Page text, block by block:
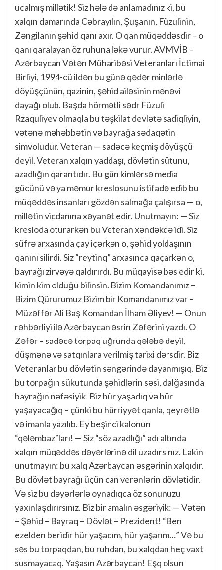
ucalmış millətik! Siz hələ də anlamadınız ki, bu
xalqın damarında Cəbrayılın, Şuşanın, Füzulinin,
Zəngilanın şəhid qanı axır. O qan müqəddəsdir – o
qanı qaralayan öz ruhuna ləkə vurur. AVMVİB –
Azərbaycan Vətən Müharibəsi Veteranları İctimai
Birliyi, 1994-cü ildən bu günə qədər minlərlə
döyüşçünün, qazinin, şəhid ailəsinin mənəvi
dayağı olub. Başda hörmətli sədr Füzuli
Rzaquliyev olmaqla bu təşkilat devlətə sadiqliyin,
vətənə məhəbbətin və bayrağa sədaqətin
simvoludur. Veteran — sadəcə keçmiş döyüşçü
deyil. Veteran xalqın yaddaşı, dövlətin sütunu,
azadlığın qarantıdır. Bu gün kimlərsə media
gücünü və ya məmur kreslosunu istifadə edib bu
müqəddəs insanları gözdən salmağa çalışırsa — o,
millətin vicdanına xəyanət edir. Unutmayın: — Siz
kresloda oturarkən bu Veteran xəndəkdə idi. Siz
süfrə arxasında çay içərkən o, şəhid yoldaşının
qanını silirdi. Siz “reytinq” arxasınca qaçarkən o,
bayrağı zirvəyə qaldırırdı. Bu müqayisə bəs edir ki,
kimin kim olduğu bilinsin. Bizim Komandanımız –
Bizim Qürurumuz Bizim bir Komandanımız var –
Müzəffər Ali Baş Komandan İlham Əliyev! — Onun
rəhbərliyi ilə Azərbaycan əsrin Zəfərini yazdı. O
Zəfər – sadəcə torpaq uğrunda qələbə deyil,
düşmənə və satqınlara verilmiş tarixi dərsdir. Biz
Veteranlar bu dövlətin səngərində dayanmışıq. Biz
bu torpağın sükutunda şəhidlərin səsi, dalğasında
bayrağın nəfəsiyik. Biz hür yaşadıq və hür
yaşayacağıq – çünki bu hürriyyət qanla, qeyrətlə
və imanla yazılıb. Ey beşinci kalonun
“qələmbaz”ları! — Siz “söz azadlığı” adı altında
xalqın müqəddəs dəyərlərinə dil uzadırsınız. Lakin
unutmayın: bu xalq Azərbaycan əsgərinin xalqıdır.
Bu dövlət bayrağı üçün can verənlərin dövlətidir.
Və siz bu dəyərlərlə oynadıqca öz sonunuzu
yaxınlaşdırırsınız. Biz bir amalın əsgəriyik: — Vətən
– Şəhid – Bayraq – Dövlət – Prezident! “Ben
ezelden beridir hür yaşadım, hür yaşarım…” Və bu
səs bu torpaqdan, bu ruhdan, bu xalqdan heç vaxt
susmayacaq. Yaşasın Azərbaycan! Eşq olsun